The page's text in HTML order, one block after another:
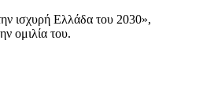
ισχυρή Ελλάδα του 2030»,
ομιλία του.